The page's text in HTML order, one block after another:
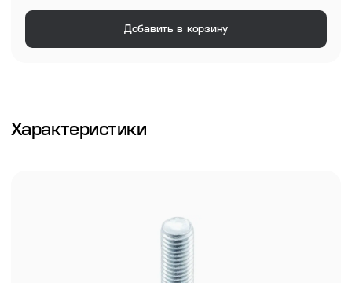
Добавить в корзину
Характеристики